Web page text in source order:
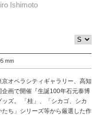
Ishimoto
mm
オペラシティギャラリー、高知
企画で開催『生誕100年石元泰博
ズ。 「桂」、「シカゴ、シカ
ち」シリーズ等から厳選した作